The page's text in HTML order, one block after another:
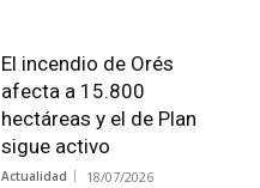
El incendio de Orés
afecta a 15.800
hectáreas y el de Plan
sigue activo
Actualidad 18/07/2026